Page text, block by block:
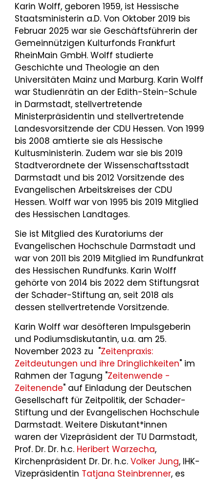
Karin Wolff, geboren 1959, ist Hessische
Staatsministerin a.D. Von Oktober 2019 bis
Februar 2025 war sie Geschäftsführerin der
Gemeinnützigen Kulturfonds Frankfurt
RheinMain GmbH. Wolff studierte
Geschichte und Theologie an den
Universitäten Mainz und Marburg. Karin Wolff
war Studienrätin an der Edith-Stein-Schule
in Darmstadt, stellvertretende
Ministerpräsidentin und stellvertretende
Landesvorsitzende der CDU Hessen. Von 1999
bis 2008 amtierte sie als Hessische
Kultusministerin. Zudem war sie bis 2019
Stadtverordnete der Wissenschaftsstadt
Darmstadt und bis 2012 Vorsitzende des
Evangelischen Arbeitskreises der CDU
Hessen. Wolff war von 1995 bis 2019 Mitglied
des Hessischen Landtages.
Sie ist Mitglied des Kuratoriums der
Evangelischen Hochschule Darmstadt und
war von 2011 bis 2019 Mitglied im Rundfunkrat
des Hessischen Rundfunks. Karin Wolff
gehörte von 2014 bis 2022 dem Stiftungsrat
der Schader-Stiftung an, seit 2018 als
dessen stellvertretende Vorsitzende.
Karin Wolff war desöfteren Impulsgeberin
und Podiumsdiskutantin, u.a. am 25.
November 2023 zu "Zeitenpraxis:
Zeitdeutungen und ihre Dringlichkeiten" im
Rahmen der Tagung "Zeitenwende -
Zeitenende" auf Einladung der Deutschen
Gesellschaft für Zeitpolitik, der Schader-
Stiftung und der Evangelischen Hochschule
Darmstadt. Weitere Diskutant*innen
waren der Vizepräsident der TU Darmstadt,
Prof. Dr. Dr. h.c. Heribert Warzecha,
Kirchenpräsident Dr. Dr. h.c. Volker Jung, IHK-
Vizepräsidentin Tatjana Steinbrenner, es